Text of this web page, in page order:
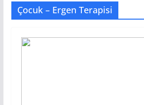
Çocuk – Ergen Terapisi